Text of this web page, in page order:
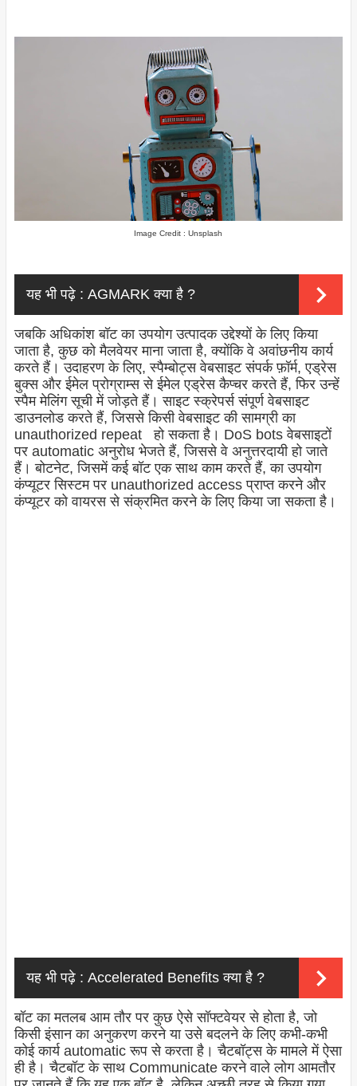
Image Credit : Unsplash
यह भी पढ़े : AGMARK क्या है ?
जबकि अधिकांश बॉट का उपयोग उत्पादक उद्देश्यों के लिए किया
जाता है, कुछ को मैलवेयर माना जाता है, क्योंकि वे अवांछनीय कार्य
करते हैं। उदाहरण के लिए, स्पैम्बोट्स वेबसाइट संपर्क फ़ॉर्म, एड्रेस
बुक्स और ईमेल प्रोग्राम्स से ईमेल एड्रेस कैप्चर करते हैं, फिर उन्हें
स्पैम मेलिंग सूची में जोड़ते हैं। साइट स्क्रेपर्स संपूर्ण वेबसाइट
डाउनलोड करते हैं, जिससे किसी वेबसाइट की सामग्री का
unauthorized repeat हो सकता है। DoS bots वेबसाइटों
पर automatic अनुरोध भेजते हैं, जिससे वे अनुत्तरदायी हो जाते
हैं। बोटनेट, जिसमें कई बॉट एक साथ काम करते हैं, का उपयोग
कंप्यूटर सिस्टम पर unauthorized access प्राप्त करने और
कंप्यूटर को वायरस से संक्रमित करने के लिए किया जा सकता है।
यह भी पढ़े : Accelerated Benefits क्या है ?
बॉट का मतलब आम तौर पर कुछ ऐसे सॉफ्टवेयर से होता है, जो
किसी इंसान का अनुकरण करने या उसे बदलने के लिए कभी-कभी
कोई कार्य automatic रूप से करता है। चैटबॉट्स के मामले में ऐसा
ही है। चैटबॉट के साथ Communicate करने वाले लोग आमतौर